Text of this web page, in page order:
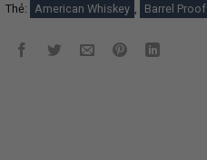
Thẻ: American Whiskey Barrel Proof